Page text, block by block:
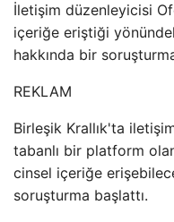
İletişim düzenleyicisi
içeriğe eriştiği
hakkında bir
REKLAM
Birleşik Krallık'ta
tabanlı bir platform
cinsel içeriğe
soruşturma başlattı.